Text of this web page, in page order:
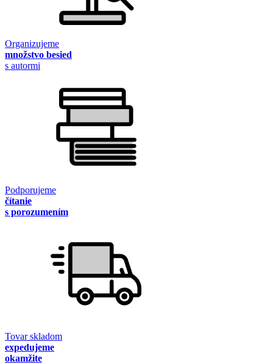
Organizujeme
množstvo besied
s autormi
Podporujeme
čítanie
s porozumením
Tovar skladom
expedujeme
okamžite